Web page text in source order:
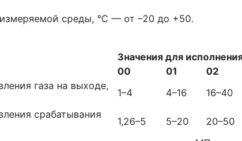
среды, °С — от –20 до +50.
Значения для
00
01 02
газа на выходе,
1–4 4–16 16–40
срабатывания
1,26–5 5–20 20–50